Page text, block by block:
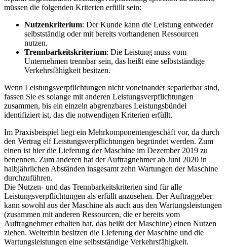
müssen die folgenden Kriterien erfüllt sein:
Nutzenkriterium: Der Kunde kann die Leistung entweder
selbstständig oder mit bereits vorhandenen Ressourcen
nutzen.
Trennbarkeitskriterium: Die Leistung muss vom
Unternehmen trennbar sein, das heißt eine selbstständige
Verkehrsfähigkeit besitzen.
Wenn Leistungsverpflichtungen nicht voneinander separierbar sind,
fassen Sie es solange mit anderen Leistungsverpflichtungen
zusammen, bis ein einzeln abgrenzbares Leistungsbündel
identifiziert ist, das die notwendigen Kriterien erfüllt.
Im Praxisbeispiel liegt ein Mehrkomponentengeschäft vor, da durch
den Vertrag elf Leistungsverpflichtungen begründet werden. Zum
einen ist hier die Lieferung der Maschine im Dezember 2019 zu
benennen. Zum anderen hat der Auftragnehmer ab Juni 2020 in
halbjährlichen Abständen insgesamt zehn Wartungen der Maschine
durchzuführen.
Die Nutzen- und das Trennbarkeitskriterien sind für alle
Leistungsverpflichtungen als erfüllt anzusehen. Der Auftraggeber
kann sowohl aus der Maschine als auch aus den Wartungsleistungen
(zusammen mit anderen Ressourcen, die er bereits vom
Auftragnehmer erhalten hat, das heißt der Maschine) einen Nutzen
ziehen. Weiterhin besitzen die Lieferung der Maschine und die
Wartungsleistungen eine selbstständige Verkehrsfähigkeit.